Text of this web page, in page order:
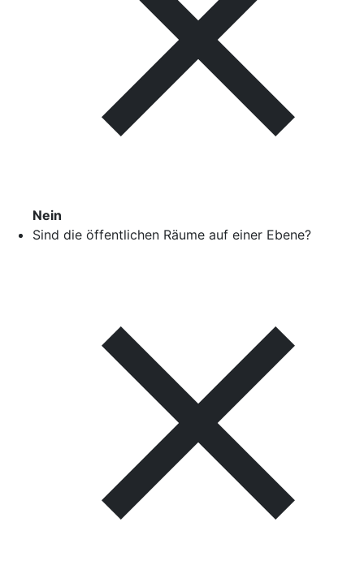
Nein
Sind die öffentlichen Räume auf einer Ebene?